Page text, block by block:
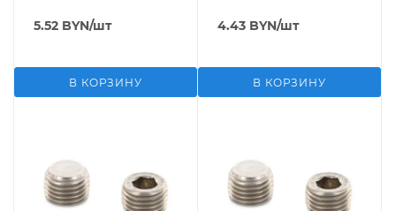
5.52 BYN/шт
В КОРЗИНУ
4.43 BYN/шт
В КОРЗИНУ